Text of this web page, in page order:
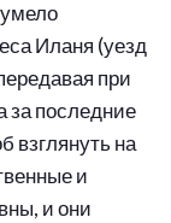
Иланя (уезд
при
за последние
взглянуть на
и
и они